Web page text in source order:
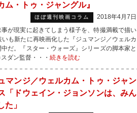
ム・トゥ・ジャングル』
ほぼ週刊映画コラム
2018年4月7日
が現実に起きてしまう様子を、特撮満載で描い
も新たに再映画化した『ジュマンジ／ウェルカ
だ。『スター・ウォーズ』シリーズの脚本家と
ダン監督・・・ 続きを読む
マンジ／ウェルカム・トゥ・ジャン
「ドウェイン・ジョンソンは、みん
た」